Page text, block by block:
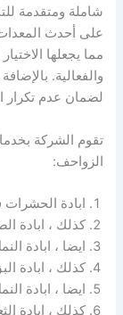
شاملة ومتقدمة
على أحدث
مما يجعلها
والفعالية.
لضمان عدم تكرار
تقوم الشركة
الزواحف:
ابادة
كذلك ، ابادة
ايضا ، ابادة
كذلك ، ابادة
ايضا ، ابادة
كذلك ، ابادة